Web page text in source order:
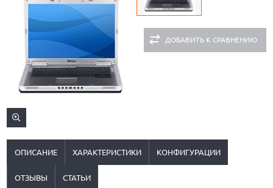
ДОБАВИТЬ К СРАВНЕНИЮ
ОПИСАНИЕ ХАРАКТЕРИСТИКИ КОНФИГУРАЦИИ
ОТЗЫВЫ СТАТЬИ